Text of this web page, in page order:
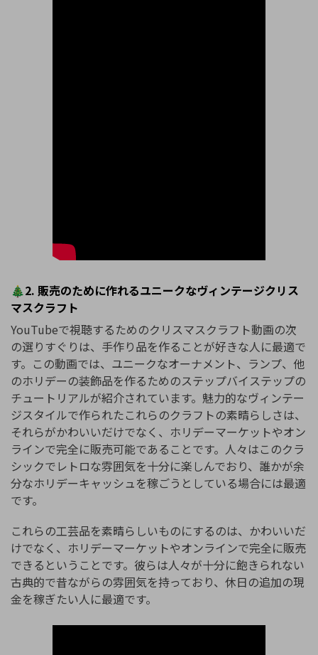
🎄2. 販売のために作れるユニークなヴィンテージクリス
マスクラフト
YouTubeで視聴するためのクリスマスクラフト動画の次
の選りすぐりは、手作り品を作ることが好きな人に最適で
す。この動画では、ユニークなオーナメント、ランプ、他
のホリデーの装飾品を作るためのステップバイステップの
チュートリアルが紹介されています。魅力的なヴィンテー
ジスタイルで作られたこれらのクラフトの素晴らしさは、
それらがかわいいだけでなく、ホリデーマーケットやオン
ラインで完全に販売可能であることです。人々はこのクラ
シックでレトロな雰囲気を十分に楽しんでおり、誰かが余
分なホリデーキャッシュを稼ごうとしている場合には最適
です。
これらの工芸品を素晴らしいものにするのは、かわいいだ
けでなく、ホリデーマーケットやオンラインで完全に販売
できるということです。彼らは人々が十分に飽きられない
古典的で昔ながらの雰囲気を持っており、休日の追加の現
金を稼ぎたい人に最適です。